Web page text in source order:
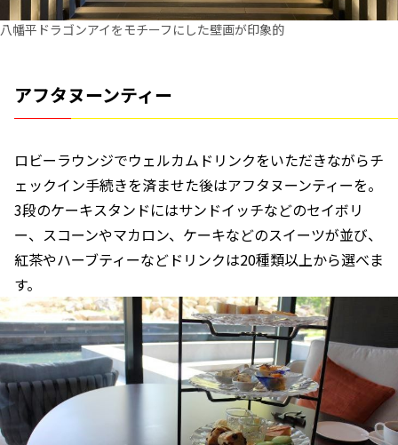
八幡平ドラゴンアイをモチーフにした壁画が印象的
アフタヌーンティー
ロビーラウンジでウェルカムドリンクをいただきながらチ
ェックイン手続きを済ませた後はアフタヌーンティーを。
3段のケーキスタンドにはサンドイッチなどのセイボリ
ー、スコーンやマカロン、ケーキなどのスイーツが並び、
紅茶やハーブティーなどドリンクは20種類以上から選べま
す。